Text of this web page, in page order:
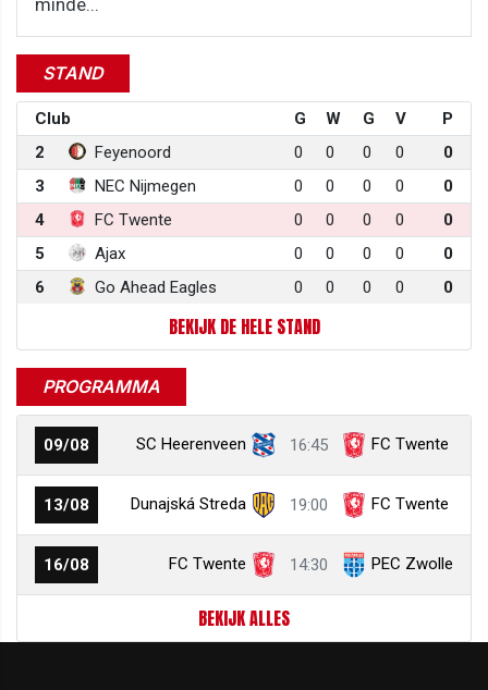
STAND
Club G W G V
P
2
Feyenoord 0 0 0 0
0
3
NEC Nijmegen 0 0 0 0
0
4
FC Twente 0 0 0 0
0
5
Ajax 0 0 0 0
0
6
Go Ahead Eagles 0 0 0 0 0
BEKIJK DE HELE STAND
PROGRAMMA
09/08 SC Heerenveen 16:45 FC Twente
13/08 Dunajská Streda 19:00 FC Twente
16/08 FC Twente 14:30 PEC Zwolle
BEKIJK ALLES